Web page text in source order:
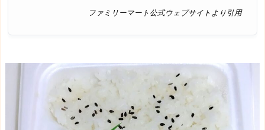
ファミリーマート公式ウェブサイトより引用